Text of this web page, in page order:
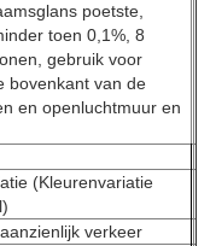
poetste,
toen 0,1%, 8
gebruik voor
bovenkant van de
en openluchtmuur en
(Kleurenvariatie
verkeer